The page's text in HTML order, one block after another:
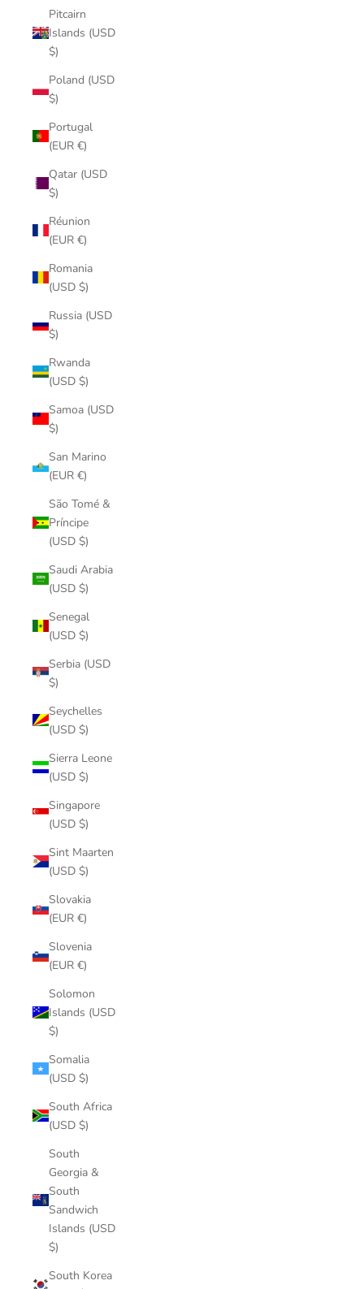
Pitcairn
Islands (USD
$)
Poland (USD
$)
Portugal
(EUR €)
Qatar (USD
$)
Réunion
(EUR €)
Romania
(USD $)
Russia (USD
$)
Rwanda
(USD $)
Samoa (USD
$)
San Marino
(EUR €)
São Tomé &
Príncipe
(USD $)
Saudi Arabia
(USD $)
Senegal
(USD $)
Serbia (USD
$)
Seychelles
(USD $)
Sierra Leone
(USD $)
Singapore
(USD $)
Sint Maarten
(USD $)
Slovakia
(EUR €)
Slovenia
(EUR €)
Solomon
Islands (USD
$)
Somalia
(USD $)
South Africa
(USD $)
South
Georgia &
South
Sandwich
Islands (USD
$)
South Korea